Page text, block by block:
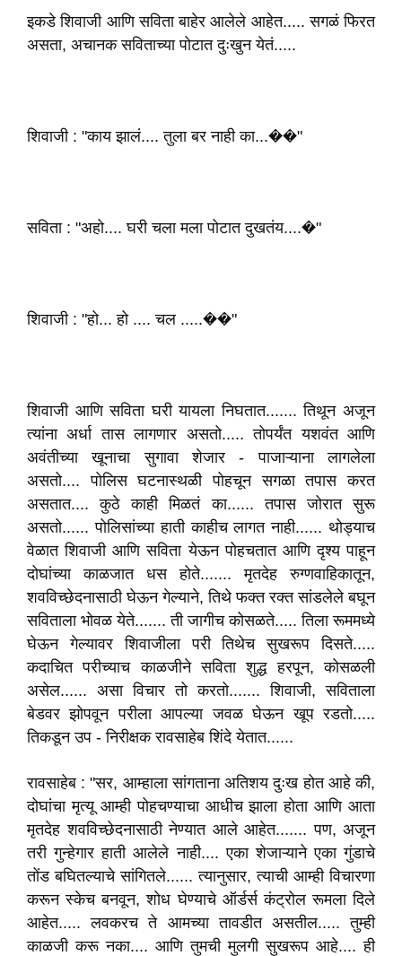
इकडे शिवाजी आणि सविता बाहेर आलेले आहेत..... सगळं फिरत
असता, अचानक सविताच्या पोटात दुःखुन येतं.....
शिवाजी : "काय झालं.... तुला बर नाही का...��"
सविता : "अहो.... घरी चला मला पोटात दुखतंय....�"
शिवाजी : "हो... हो .... चल .....��"
शिवाजी आणि सविता घरी यायला निघतात....... तिथून अजून
त्यांना अर्धा तास लागणार असतो..... तोपर्यंत यशवंत आणि
अवंतीच्या खूनाचा सुगावा शेजार - पाजाऱ्याना लागलेला
असतो.... पोलिस घटनास्थळी पोहचून सगळा तपास करत
असतात.... कुठे काही मिळतं का...... तपास जोरात सुरू
असतो...... पोलिसांच्या हाती काहीच लागत नाही...... थोड्याच
वेळात शिवाजी आणि सविता येऊन पोहचतात आणि दृश्य पाहून
दोघांच्या काळजात धस होते....... मृतदेह रुग्णवाहिकातून,
शवविच्छेदनासाठी घेऊन गेल्याने, तिथे फक्त रक्त सांडलेले बघून
सविताला भोवळ येते....... ती जागीच कोसळते..... तिला रूममध्ये
घेऊन गेल्यावर शिवाजीला परी तिथेच सुखरूप दिसते.....
कदाचित परीच्याच काळजीने सविता शुद्ध हरपून, कोसळली
असेल...... असा विचार तो करतो....... शिवाजी, सविताला
बेडवर झोपवून परीला आपल्या जवळ घेऊन खूप रडतो.....
तिकडून उप - निरीक्षक रावसाहेब शिंदे येतात......
रावसाहेब : "सर, आम्हाला सांगताना अतिशय दुःख होत आहे की,
दोघांचा मृत्यू आम्ही पोहचण्याचा आधीच झाला होता आणि आता
मृतदेह शवविच्छेदनासाठी नेण्यात आले आहेत....... पण, अजून
तरी गुन्हेगार हाती आलेले नाही.... एका शेजाऱ्याने एका गुंडाचे
तोंड बघितल्याचे सांगितले...... त्यानुसार, त्याची आम्ही विचारणा
करून स्केच बनवून, शोध घेण्याचे ऑर्डर्स कंट्रोल रूमला दिले
आहेत..... लवकरच ते आमच्या तावडीत असतील..... तुम्ही
काळजी करू नका.... आणि तुमची मुलगी सुखरूप आहे.... ही